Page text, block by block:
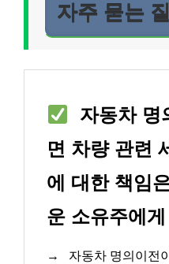
자주 묻는
자동차 명
면 차량 관련
에 대한 책임
운 소유주에
→
자동차 명의이전